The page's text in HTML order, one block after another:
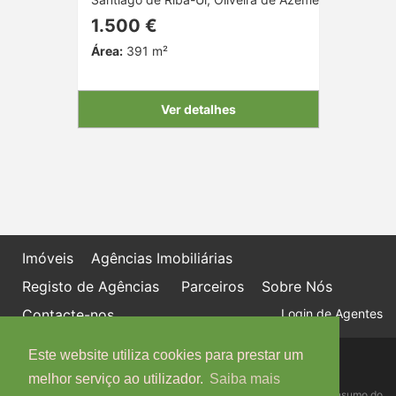
Este website utiliza cookies para prestar um
melhor serviço ao utilizador. Saiba mais
1.500 €
Área:391 m²
Ver detalhes
Imóveis
Agências Imobiliárias
Registo de Agências
Parceiros
Sobre Nós
Contacte-nos
Login de Agentes
Política de proteção de dados
Livro de Reclamações online